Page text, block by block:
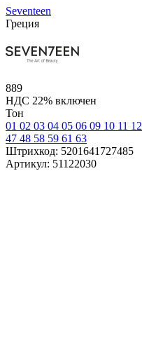
Seventeen
Греция
889
НДС 22% включен
Тон
01 02 03 04 05 06 09 10 11 12
47 48 58 59 61 63
Штрихкод: 5201641727485
Артикул: 51122030